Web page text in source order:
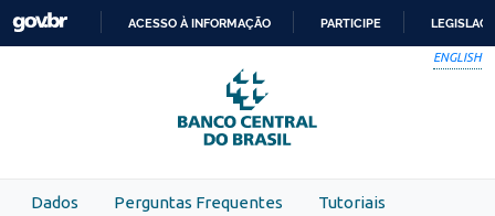
Skip to main content
PARA
O
CONTEÚDO
ACESSO À INFORMAÇÃO PARTICIPE
ENGLISH
Dados Perguntas Frequentes Tutoriais